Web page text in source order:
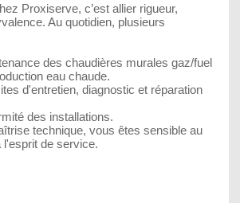
Proxiserve, c’est allier rigueur,
Au quotidien, plusieurs
des chaudières murales gaz/fuel
eau chaude.
d'entretien, diagnostic et réparation
des installations.
technique, vous êtes sensible au
de service.